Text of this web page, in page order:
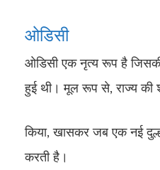
ओडिसी
ओडिसी एक नृत्य रूप है जिसकी
हुई थी। मूल रूप से, राज्य की
किया, खासकर जब एक नई
करती है।